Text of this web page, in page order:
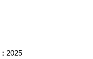
: 2025